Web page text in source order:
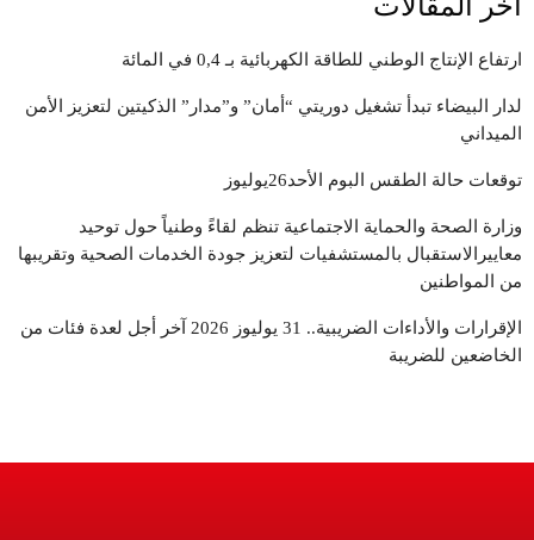
ارتفاع الإنتاج الوطني للطاقة الكهربائية بـ 0,4 في المائة
لدار البيضاء تبدأ تشغيل دوريتي “أمان” و”مدار” الذكيتين لتعزيز الأمن
الميداني
توقعات حالة الطقس البوم الأحد26يوليوز
وزارة الصحة والحماية الاجتماعية تنظم لقاءً وطنياً حول توحيد
معاييرالاستقبال بالمستشفيات لتعزيز جودة الخدمات الصحية وتقريبها
من المواطنين
الإقرارات والأداءات الضريبية.. 31 يوليوز 2026 آخر أجل لعدة فئات من
الخاضعين للضريبة